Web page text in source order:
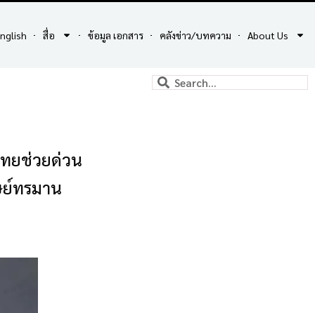
สื่อ ข้อมูล เอกสาร คลังข่าว/บทความ About Us
ยช่วยด่วน
ทรมาน